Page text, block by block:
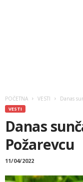
POČETNA VESTI Danas
VESTI
Danas
Požarevcu
11/04/2022